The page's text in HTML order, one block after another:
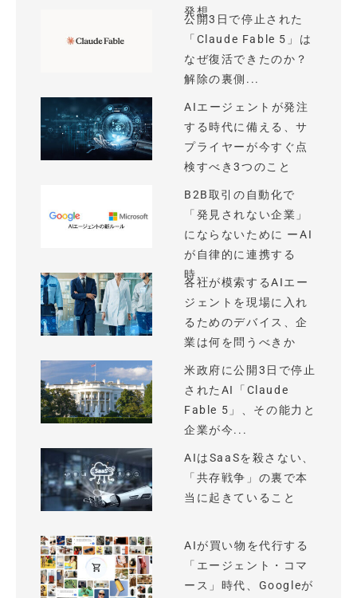
発想
公開3日で停止された
「Claude Fable 5」は
なぜ復活できたのか？
解除の裏側...
AIエージェントが発注
する時代に備える、サ
プライヤーが今すぐ点
検すべき3つのこと
B2B取引の自動化で
「発見されない企業」
にならないために ーAI
が自律的に連携する
時...
各社が模索するAIエー
ジェントを現場に入れ
るためのデバイス、企
業は何を問うべきか
米政府に公開3日で停止
されたAI「Claude
Fable 5」、その能力と
企業が今...
AIはSaaSを殺さない、
「共存戦争」の裏で本
当に起きていること
AIが買い物を代行する
「エージェント・コマ
ース」時代、Googleが